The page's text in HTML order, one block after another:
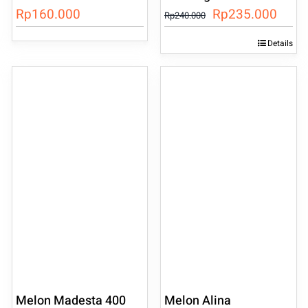
Rp160.000 Rp240.000 Harga
Rp235.000
saat
Details
Melon Madesta 400 Melon Alina